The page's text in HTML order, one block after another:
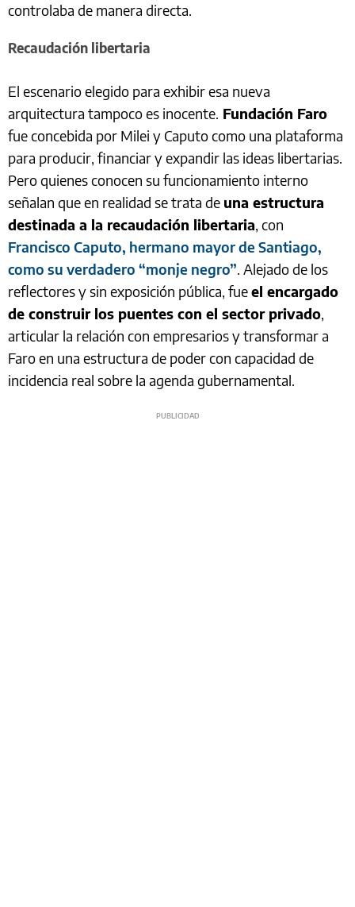
controlaba de manera directa.
Recaudación libertaria
El escenario elegido para exhibir esa nueva
arquitectura tampoco es inocente. Fundación Faro
fue concebida por Milei y Caputo como una plataforma
para producir, financiar y expandir las ideas libertarias.
Pero quienes conocen su funcionamiento interno
señalan que en realidad se trata de una estructura
destinada a la recaudación libertaria, con
Francisco Caputo, hermano mayor de Santiago,
como su verdadero “monje negro”. Alejado de los
reflectores y sin exposición pública, fueel encargado
de construir los puentes con el sector privado,
articular la relación con empresarios y transformar a
Faro en una estructura de poder con capacidad de
incidencia real sobre la agenda gubernamental.